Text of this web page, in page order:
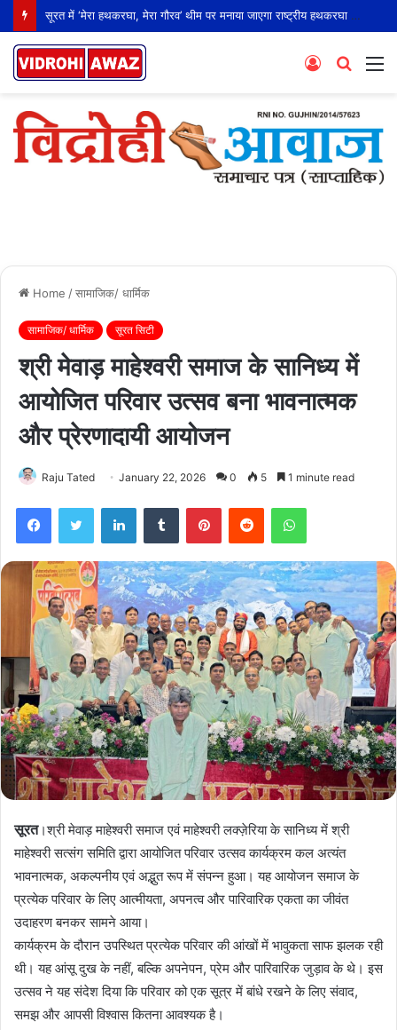
सूरत में ‘मेरा हथकरघा, मेरा गौरव’ थीम पर मनाया जाएगा राष्ट्रीय हथकरघा दिवस
Search
Log
Home /सामाजिक/ धार्मिक
सामाजिक/ धार्मिक सूरत सिटी
श्री मेवाड़ माहेश्वरी समाज के सानिध्य में
आयोजित परिवार उत्सव बना भावनात्मक
और प्रेरणादायी आयोजन
Raju Tated January 22, 2026 0 5 1 minute read
FacebookTwitter LinkedInTumblr PinterestReddit WhatsApp
सूरत।श्री मेवाड़ माहेश्वरी समाज एवं माहेश्वरी लक्ज़ेरिया के सानिध्य में श्री
माहेश्वरी सत्संग समिति द्वारा आयोजित परिवार उत्सव कार्यक्रम कल अत्यंत
भावनात्मक, अकल्पनीय एवं अद्भुत रूप में संपन्न हुआ। यह आयोजन समाज के
प्रत्येक परिवार के लिए आत्मीयता, अपनत्व और पारिवारिक एकता का जीवंत
उदाहरण बनकर सामने आया।
कार्यक्रम के दौरान उपस्थित प्रत्येक परिवार की आंखों में भावुकता साफ झलक रही
थी। यह आंसू दुख के नहीं, बल्कि अपनेपन, प्रेम और पारिवारिक जुड़ाव के थे। इस
उत्सव ने यह संदेश दिया कि परिवार को एक सूत्र में बांधे रखने के लिए संवाद,
समझ और आपसी विश्वास कितना आवश्यक है।